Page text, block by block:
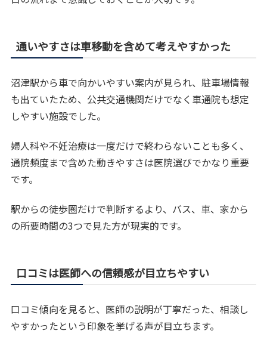
通いやすさは車移動を含めて考えやすかった
沼津駅から車で向かいやすい案内が見られ、駐車場情報
も出ていたため、公共交通機関だけでなく車通院も想定
しやすい施設でした。
婦人科や不妊治療は一度だけで終わらないことも多く、
通院頻度まで含めた動きやすさは医院選びでかなり重要
です。
駅からの徒歩圏だけで判断するより、バス、車、家から
の所要時間の3つで見た方が現実的です。
口コミは医師への信頼感が目立ちやすい
口コミ傾向を見ると、医師の説明が丁寧だった、相談し
やすかったという印象を挙げる声が目立ちます。